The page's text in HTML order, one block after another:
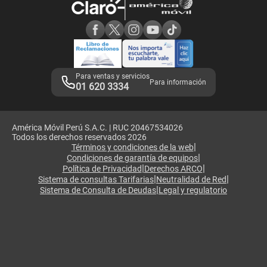
Adquirientes iPhone 6, 6S y SE
Mensaje de Seguridad
Términos y Condiciones de Tienda Claro
Libro de Reclamaciones
Legales de marketplace
Para ventas y servicios
01 620 3334 Para información
América Móvil Perú S.A.C. | RUC 20467534026
Todos los derechos reservados 2026
Términos y condiciones de la web|
Condiciones de garantía de equipos|
Política de Privacidad|Derechos ARCO|
Sistema de consultas Tarifarias|Neutralidad de Red|
Sistema de Consulta de Deudas|Legal y regulatorio